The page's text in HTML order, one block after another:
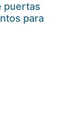
puertas
para